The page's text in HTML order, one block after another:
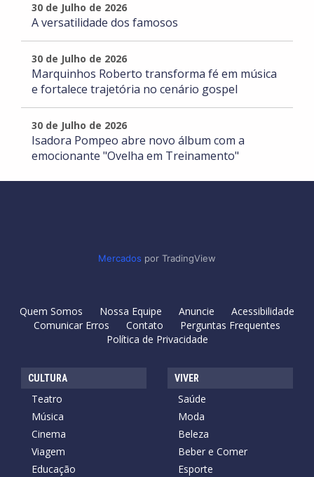
30 de Julho de 2026
A versatilidade dos famosos
30 de Julho de 2026
Marquinhos Roberto transforma fé em música
e fortalece trajetória no cenário gospel
30 de Julho de 2026
Isadora Pompeo abre novo álbum com a
emocionante "Ovelha em Treinamento"
Mercados por TradingView
Quem Somos Nossa Equipe Anuncie
Acessibilidade
Comunicar Erros
Contato
Perguntas Frequentes
Política de Privacidade
CULTURA
Teatro
Música
Cinema
Viagem
Educação
VIVER
Saúde
Moda
Beleza
Beber e Comer
Esporte